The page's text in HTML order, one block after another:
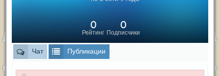
Рейтинг
0
Подписчики
0
Чат Публикации